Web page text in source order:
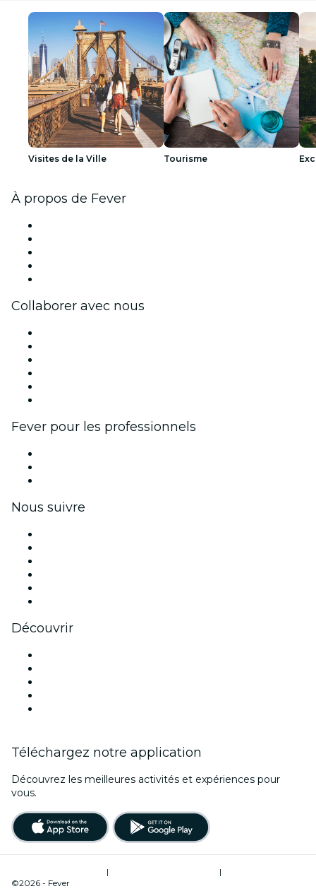
Visites de la Ville Tourisme
À propos de Fever
Collaborer avec nous
Fever pour les professionnels
Nous suivre
Découvrir
Téléchargez notre application
Découvrez les meilleures activités et expériences pour
vous.
| |
©2026 - Fever